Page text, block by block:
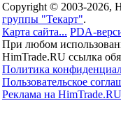
Copyright © 2003-2026,
группы "Текарт".
Карта сайта... PDA-
При любом
HimTrade.RU ссылка
Политика
Пользовательское
Реклама на HimTrade.RU